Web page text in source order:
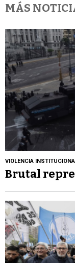
MÁS
VIOLENCIA
Brutal